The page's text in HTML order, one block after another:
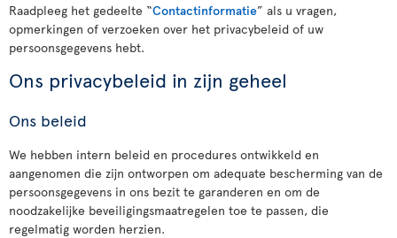
Raadpleeg het gedeelte “Contactinformatie” als u vragen,
opmerkingen of verzoeken over het privacybeleid of uw
persoonsgegevens hebt.
Ons privacybeleid in zijn geheel
Ons beleid
We hebben intern beleid en procedures ontwikkeld en
aangenomen die zijn ontworpen om adequate bescherming van de
persoonsgegevens in ons bezit te garanderen en om de
noodzakelijke beveiligingsmaatregelen toe te passen, die
regelmatig worden herzien.